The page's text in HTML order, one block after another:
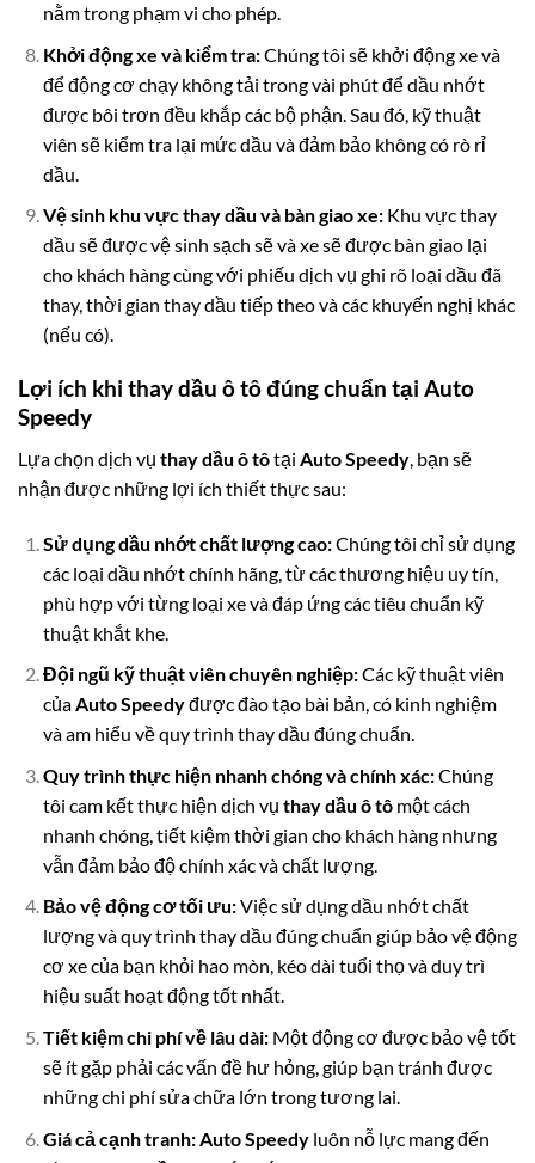
nằm trong phạm vi cho phép.
Khởi động xe và kiểm tra:Chúng tôi sẽ khởi động xe và
để động cơ chạy không tải trong vài phút để dầu nhớt
được bôi trơn đều khắp các bộ phận. Sau đó, kỹ thuật
viên sẽ kiểm tra lại mức dầu và đảm bảo không có rò rỉ
dầu.
Vệ sinh khu vực thay dầu và bàn giao xe:Khu vực thay
dầu sẽ được vệ sinh sạch sẽ và xe sẽ được bàn giao lại
cho khách hàng cùng với phiếu dịch vụ ghi rõ loại dầu đã
thay, thời gian thay dầu tiếp theo và các khuyến nghị khác
(nếu có).
Lợi ích khi thay dầu ô tô đúng chuẩn tại Auto
Speedy
Lựa chọn dịch vụ thay dầu ô tôtại Auto Speedy, bạn sẽ
nhận được những lợi ích thiết thực sau:
Sử dụng dầu nhớt chất lượng cao:Chúng tôi chỉ sử dụng
các loại dầu nhớt chính hãng, từ các thương hiệu uy tín,
phù hợp với từng loại xe và đáp ứng các tiêu chuẩn kỹ
thuật khắt khe.
Đội ngũ kỹ thuật viên chuyên nghiệp:Các kỹ thuật viên
củaAuto Speedyđược đào tạo bài bản, có kinh nghiệm
và am hiểu về quy trình thay dầu đúng chuẩn.
Quy trình thực hiện nhanh chóng và chính xác:Chúng
tôi cam kết thực hiện dịch vụ thay dầu ô tômột cách
nhanh chóng, tiết kiệm thời gian cho khách hàng nhưng
vẫn đảm bảo độ chính xác và chất lượng.
Bảo vệ động cơ tối ưu:Việc sử dụng dầu nhớt chất
lượng và quy trình thay dầu đúng chuẩn giúp bảo vệ động
cơ xe của bạn khỏi hao mòn, kéo dài tuổi thọ và duy trì
hiệu suất hoạt động tốt nhất.
Tiết kiệm chi phí về lâu dài:Một động cơ được bảo vệ tốt
sẽ ít gặp phải các vấn đề hư hỏng, giúp bạn tránh được
những chi phí sửa chữa lớn trong tương lai.
Giá cả cạnh tranh: Auto Speedyluôn nỗ lực mang đến